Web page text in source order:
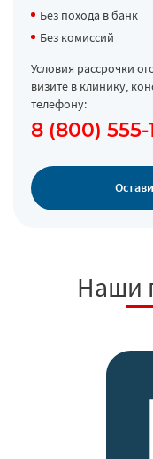
Без похода в банк
Без комиссий
Условия рассрочки
визите в клинику,
телефону:
8 (800) 555-
Наши